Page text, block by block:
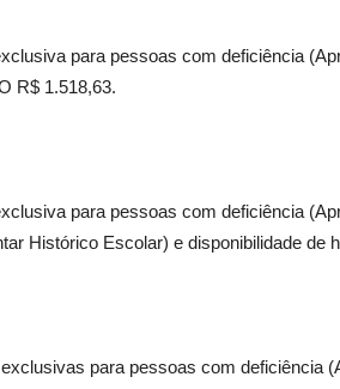
para pessoas com deficiência
R$ 1.518,63.
para pessoas com deficiência
Histórico Escolar) e disponibilidade de
para pessoas com deficiência